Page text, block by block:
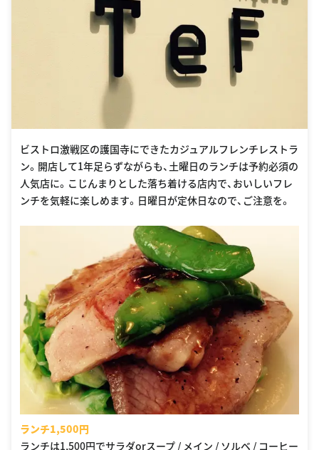
ビストロ激戦区の護国寺にできたカジュアルフレンチレストラ
ン。開店して1年足らずながらも、土曜日のランチは予約必須の
人気店に。こじんまりとした落ち着ける店内で、おいしいフレ
ンチを気軽に楽しめます。日曜日が定休日なので、ご注意を。
ランチ1,500円
ランチは1,500円でサラダorスープ / メイン / ソルベ / コーヒー